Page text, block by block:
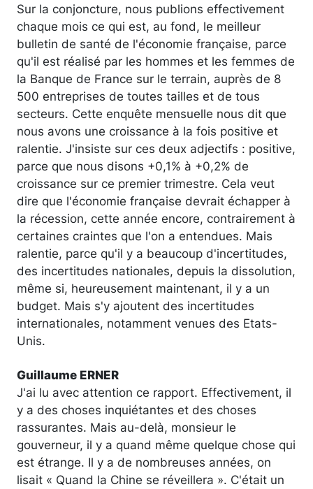
Sur la conjoncture, nous publions effectivement
chaque mois ce qui est, au fond, le meilleur
bulletin de santé de l'économie française, parce
qu'il est réalisé par les hommes et les femmes de
la Banque de France sur le terrain, auprès de 8
500 entreprises de toutes tailles et de tous
secteurs. Cette enquête mensuelle nous dit que
nous avons une croissance à la fois positive et
ralentie. J'insiste sur ces deux adjectifs : positive,
parce que nous disons +0,1% à +0,2% de
croissance sur ce premier trimestre. Cela veut
dire que l'économie française devrait échapper à
la récession, cette année encore, contrairement à
certaines craintes que l'on a entendues. Mais
ralentie, parce qu'il y a beaucoup d'incertitudes,
des incertitudes nationales, depuis la dissolution,
même si, heureusement maintenant, il y a un
budget. Mais s'y ajoutent des incertitudes
internationales, notamment venues des Etats-
Unis.
Guillaume ERNER
J'ai lu avec attention ce rapport. Effectivement, il
y a des choses inquiétantes et des choses
rassurantes. Mais au-delà, monsieur le
gouverneur, il y a quand même quelque chose qui
est étrange. Il y a de nombreuses années, on
lisait « Quand la Chine se réveillera ». C'était un